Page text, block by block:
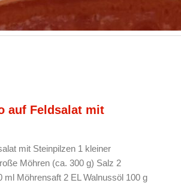
auf Feldsalat mit
mit Steinpilzen 1 kleiner
Möhren (ca. 300 g) Salz 2
ml Möhrensaft 2 EL Walnussöl 100 g